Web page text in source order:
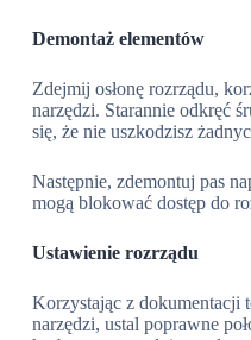
Demontaż elementów
Zdejmij osłonę rozrządu,
narzędzi. Starannie odkręć
się, że nie uszkodzisz
Następnie, zdemontuj pas
mogą blokować dostęp do
Ustawienie rozrządu
Korzystając z dokumentacji
narzędzi, ustal poprawne